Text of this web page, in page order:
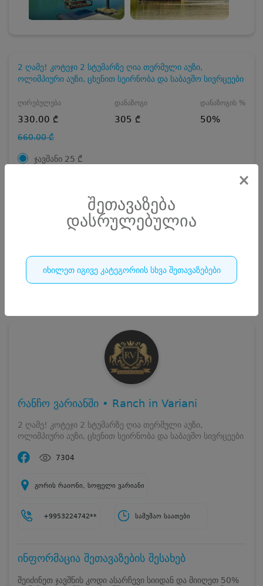
×
შეთავაზება
დასრულებულია
იხილეთ იგივე კატეგორიის სხვა შეთავაზებები
2 ღამე! კოტეჯი 2 სტუმარზე ღია თერმული აუზი,
ოლიმპიური აუზი, ცხენით სეირნობა და საბავშო სივრცეები
ღირებულება
330.00 ₾
660.00 ₾
დანაზოგი
305 ₾
დანაზოგის %
50%
ჯავშანი 25 ₾
დასრულებულია 65
რანჩო ვარიანში • Ranch in Variani
2 ღამე! კოტეჯი 2 სტუმარზე ღია თერმული აუზი,
ოლიმპიური აუზი, ცხენით სეირნობა და საბავშო სივრცეები
7304
გორის რაიონი, სოფელი ვარიანი
+9953224742** სამუშაო საათები
ინფორმაცია შეთავაზების შესახებ
შეიძინეთ ჯავშნის კოდი ასარჩევი სიიდან და მიიღეთ 50%